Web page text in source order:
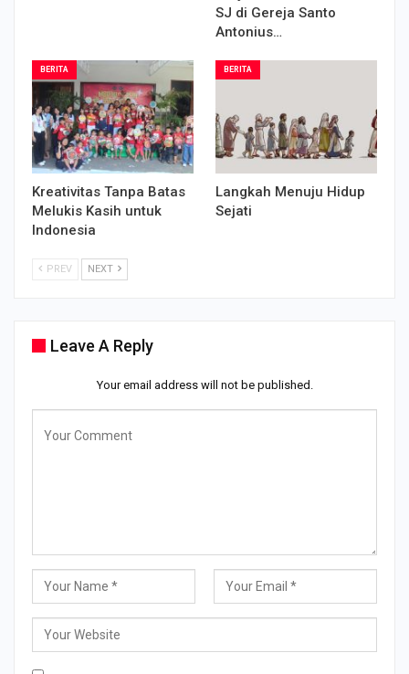
SJ di Gereja Santo
Antonius…
BERITA
Kreativitas Tanpa Batas
Melukis Kasih untuk
Indonesia
BERITA
Langkah Menuju Hidup
Sejati
PREV NEXT
Leave A Reply
Your email address will not be published.